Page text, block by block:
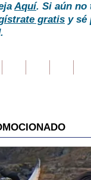
Aquí. Si aún no
gratis y sé